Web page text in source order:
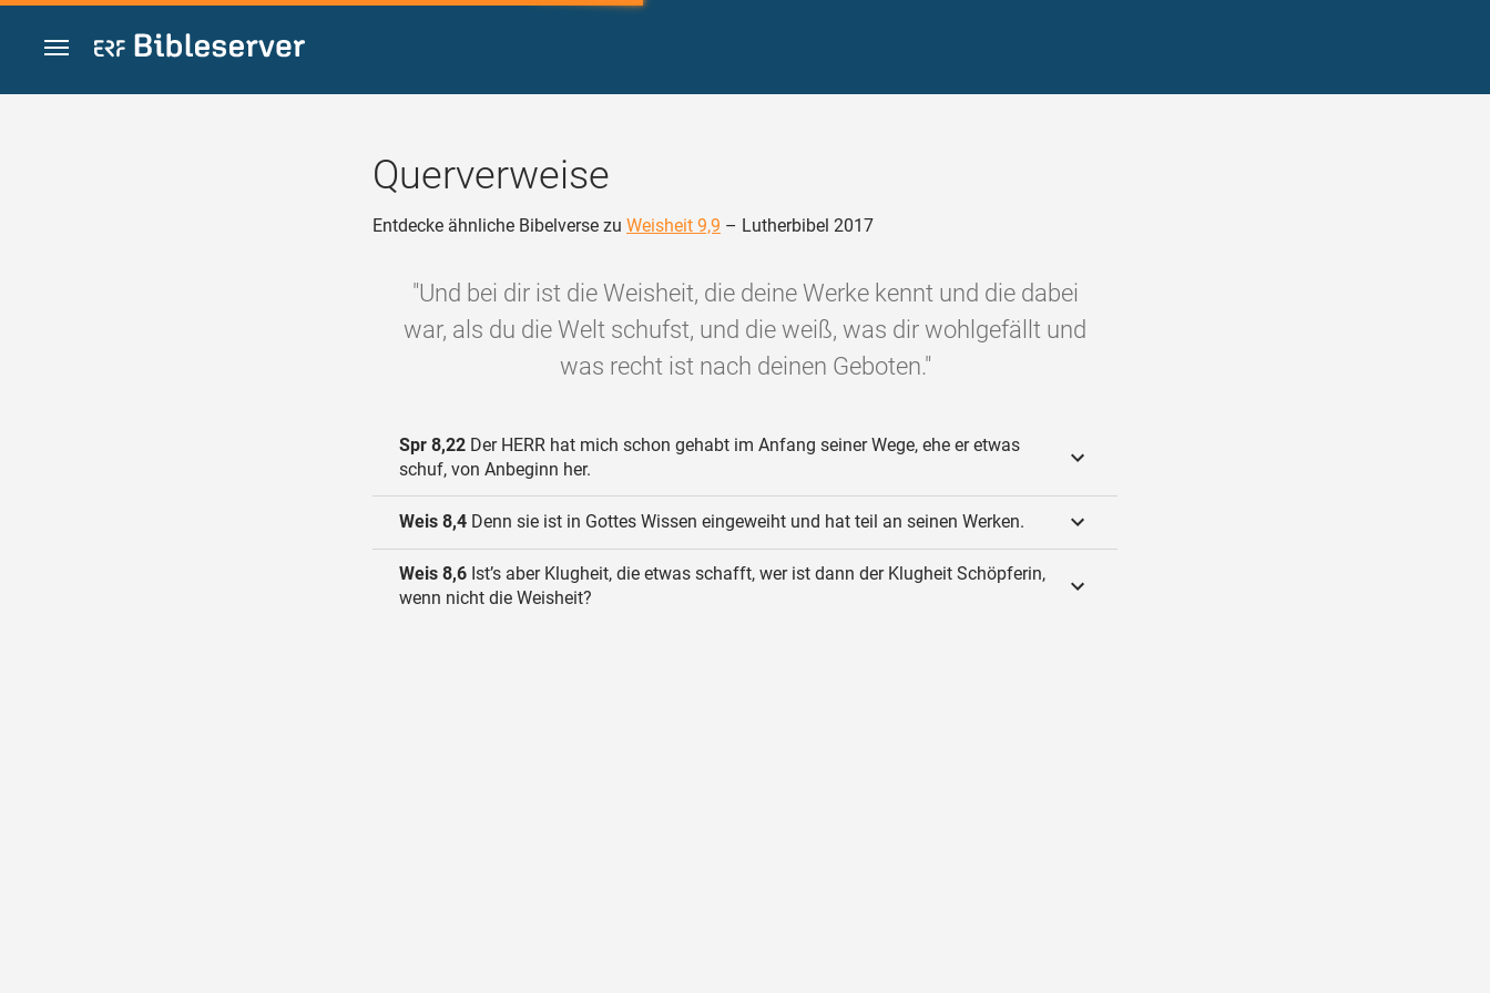
Zum Inhalt springen
Querverweise
Entdecke ähnliche Bibelverse zu Weisheit 9,9 – Lutherbibel 2017
"Und bei dir ist die Weisheit, die deine Werke kennt und die dabei
war, als du die Welt schufst, und die weiß, was dir wohlgefällt und
was recht ist nach deinen Geboten."
Spr 8,22 Der HERR hat mich schon gehabt im Anfang seiner Wege, ehe er etwas
schuf, von Anbeginn her.
Weis 8,4 Denn sie ist in Gottes Wissen eingeweiht und hat teil an seinen Werken.
Weis 8,6 Ist’s aber Klugheit, die etwas schafft, wer ist dann der Klugheit Schöpferin,
wenn nicht die Weisheit?